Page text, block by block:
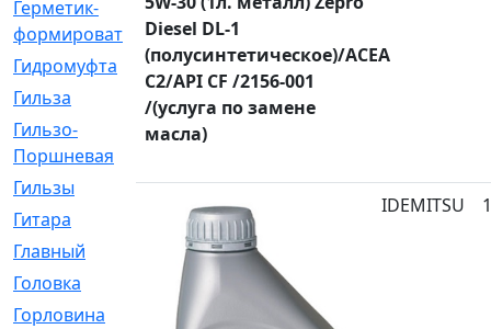
Герметик-
формирователь
[3]
Гидромуфта
[47]
Гильза
[56]
Гильзо-
Поршневая
[13]
Гильзы
[259]
Гитара
[7]
Главный
[29]
Головка
Горловина
[14]
Diesel DL-1
(полусинтетическое)/ACEA
C2/API CF /2156-001
/(услуга по замене
масла)
IDEMITSU 1